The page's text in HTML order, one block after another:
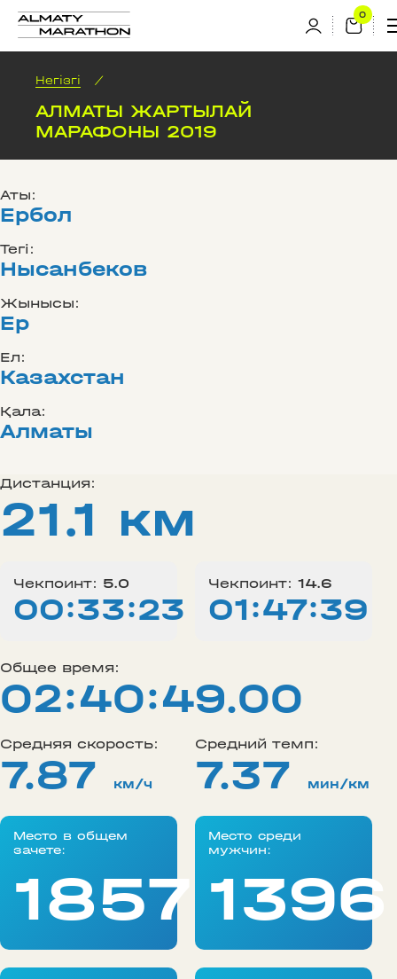
Негізгі /
АЛМАТЫ ЖАРТЫЛАЙ
МАРАФОНЫ 2019
Аты:
Ербол
Тегі:
Нысанбеков
Жынысы:
Ер
Ел:
Казахстан
Қала:
Алматы
Дистанция:
21.1 км
Чекпоинт: 5.0
00:33:23
Чекпоинт: 14.6
01:47:39
Общее время:
02:40:49.00
Средняя скорость:
7.87 км/ч
Средний темп:
7.37 мин/км
Место в общем
зачете:
1857
Место среди
мужчин:
1396